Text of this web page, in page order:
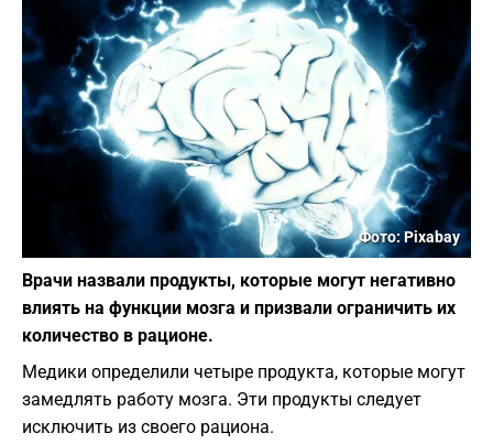
Фото: Pixabay
Врачи назвали продукты, которые могут негативно
влиять на функции мозга и призвали ограничить их
количество в рационе.
Медики определили четыре продукта, которые могут
замедлять работу мозга. Эти продукты следует
исключить из своего рациона.